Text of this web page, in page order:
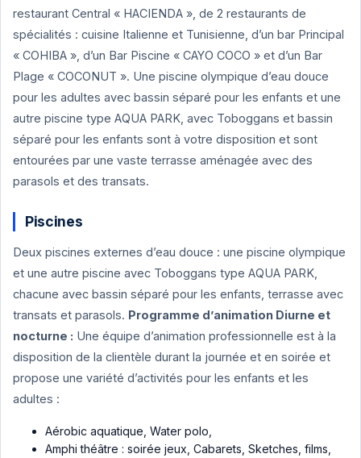
restaurant Central « HACIENDA », de 2 restaurants de
spécialités : cuisine Italienne et Tunisienne, d’un bar Principal
« COHIBA », d’un Bar Piscine « CAYO COCO » et d’un Bar
Plage « COCONUT ». Une piscine olympique d’eau douce
pour les adultes avec bassin séparé pour les enfants et une
autre piscine type AQUA PARK, avec Toboggans et bassin
séparé pour les enfants sont à votre disposition et sont
entourées par une vaste terrasse aménagée avec des
parasols et des transats.
Piscines
Deux piscines externes d’eau douce : une piscine olympique
et une autre piscine avec Toboggans type AQUA PARK,
chacune avec bassin séparé pour les enfants, terrasse avec
transats et parasols. Programme d’animation Diurne et
nocturne : Une équipe d’animation professionnelle est à la
disposition de la clientèle durant la journée et en soirée et
propose une variété d’activités pour les enfants et les
adultes :
Aérobic aquatique, Water polo,
Amphi théâtre : soirée jeux, Cabarets, Sketches, films,